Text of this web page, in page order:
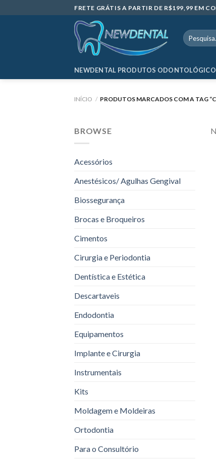
to
FRETE GRÁTIS A PARTIR DE R$199,99 EM
Pesquisar
por:
NEWDENTAL PRODUTOS
INÍCIO / PRODUTOS MARCADOS COM A TAG
BROWSE
Acessórios
Anestésicos/ Agulhas Gengival
Biossegurança
Brocas e Broqueiros
Cimentos
Cirurgia e Periodontia
Dentística e Estética
Descartaveis
Endodontia
Equipamentos
Implante e Cirurgia
Instrumentais
Kits
Moldagem e Moldeiras
Ortodontia
Para o Consultório